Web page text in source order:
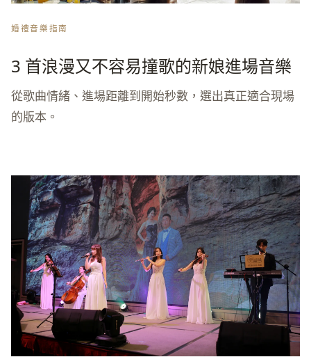
婚禮音樂指南
3 首浪漫又不容易撞歌的新娘進場音樂
從歌曲情緒、進場距離到開始秒數，選出真正適合現場
的版本。